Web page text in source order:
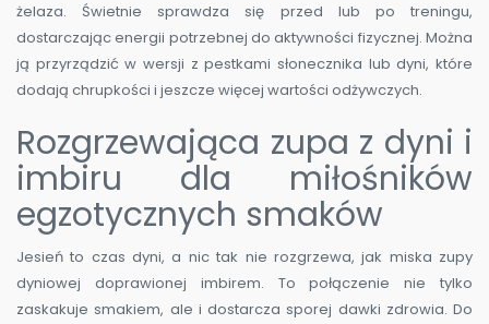
żelaza. Świetnie sprawdza się przed lub po treningu,
dostarczając energii potrzebnej do aktywności fizycznej. Można
ją przyrządzić w wersji z pestkami słonecznika lub dyni, które
dodają chrupkości i jeszcze więcej wartości odżywczych.
Rozgrzewająca zupa z dyni i
imbiru dla miłośników
egzotycznych smaków
Jesień to czas dyni, a nic tak nie rozgrzewa, jak miska zupy
dyniowej doprawionej imbirem. To połączenie nie tylko
zaskakuje smakiem, ale i dostarcza sporej dawki zdrowia. Do